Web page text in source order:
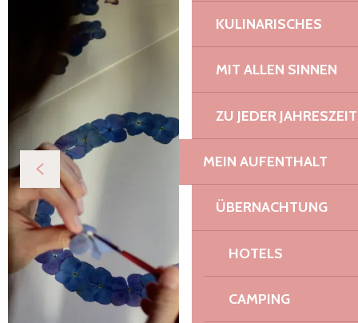
KULINARISCHES
MIT ALLEN SINNEN
ZU JEDER JAHRESZEIT
MEIN AUFENTHALT
ÜBERNACHTUNG
HOTELS
CAMPING